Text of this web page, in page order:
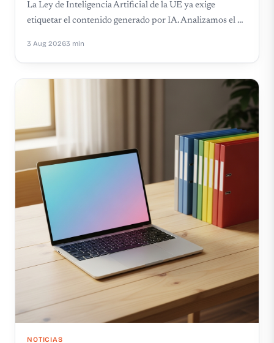
La Ley de Inteligencia Artificial de la UE ya exige
etiquetar el contenido generado por IA. Analizamos el …
3 Aug 20263 min
NOTICIAS